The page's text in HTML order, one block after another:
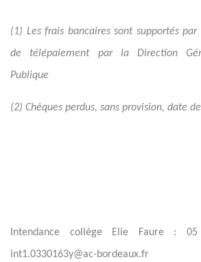
(1) Les frais bancaires sont supportés
de télépaiement par la Direction
Publique
(2) Chèques perdus, sans provision, date
Intendance collège Elie Faure :
int1.0330163y@ac-bordeaux.fr